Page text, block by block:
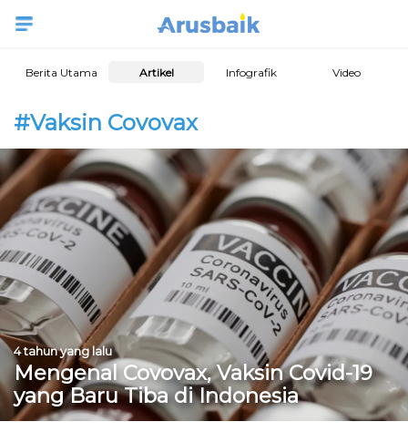
Berita Utama Artikel Infografik Video
#Vaksin Covovax
4 tahun yang lalu
Mengenal Covovax, Vaksin Covid-19
yang Baru Tiba di Indonesia